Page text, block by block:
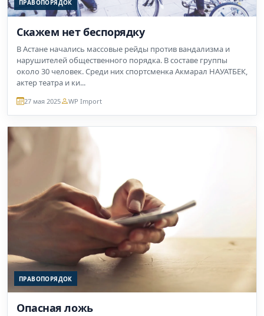
ПРАВОПОРЯДОК
Скажем нет беспорядку
В Астане начались массовые рейды против вандализма и
нарушителей общественного порядка. В составе группы
около 30 человек. Среди них спортсменка Акмарал НАУАТБЕК,
актер театра и ки...
27 мая 2025 WP Import
ПРАВОПОРЯДОК
Опасная ложь